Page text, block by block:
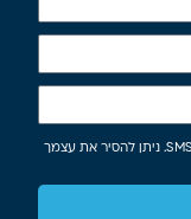
*אני מאשר/ת קבלת הצעות, הטבות ומידע במייל / SMS. ניתן להסיר את עצמך